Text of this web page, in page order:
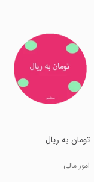
تومان به ریال
امور مالی